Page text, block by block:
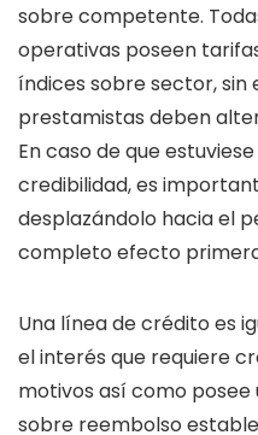
sobre competente.
operativas poseen
índices sobre sector,
prestamistas deben
En caso de que
credibilidad, es
desplazándolo hacia el
completo efecto
Una línea de crédito es
el interés que requiere
motivos así­ como posee
sobre reembolso